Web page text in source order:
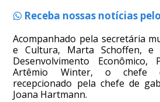
Receba nossas notícias
Acompanhado pela secretária
e Cultura, Marta Schoffen, e
Desenvolvimento
Artêmio Winter, o chefe
recepcionado pela chefe de
Joana Hartmann.